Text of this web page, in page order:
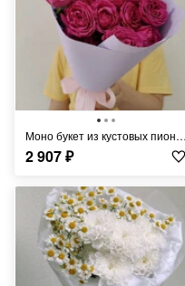
Моно букет из кустовых пионовидных роз
2 907₽